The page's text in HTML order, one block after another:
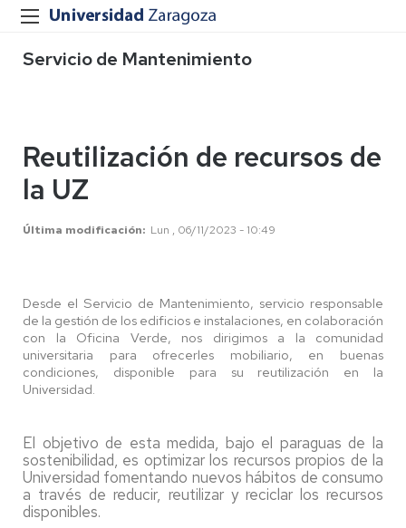
Servicio de Mantenimiento
Reutilización de recursos de
la UZ
Última modificación Lun , 06/11/2023 - 10:49
Desde el Servicio de Mantenimiento, servicio responsable
de la gestión de los edificios e instalaciones, en colaboración
con la Oficina Verde, nos dirigimos a la comunidad
universitaria para ofrecerles mobiliario, en buenas
condiciones, disponible para su reutilización en la
Universidad.
El objetivo de esta medida, bajo el paraguas de la
sostenibilidad, es optimizar los recursos propios de la
Universidad fomentando nuevos hábitos de consumo
a través de reducir, reutilizar y reciclar los recursos
disponibles.